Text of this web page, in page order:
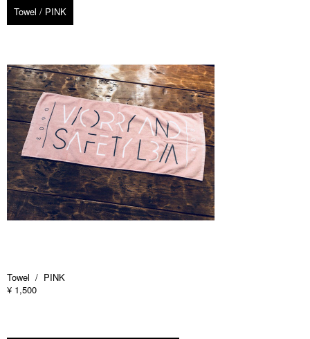
Towel / PINK
Towel / PINK
¥ 1,500